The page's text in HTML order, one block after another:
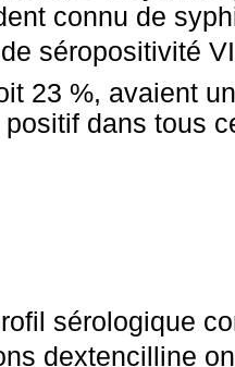
connu de
séropositivité
23 %, avaient
dans tous
sérologique
dextencilline